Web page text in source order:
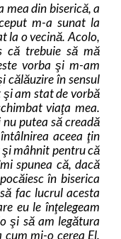
mea din biserică, a
m-a sunat la
la o vecină. Acolo,
că trebuie să mă
vorba şi m-am
călăuzire în sensul
am stat de vorbă
viaţa mea.
putea să creadă
aceea ţin
mâhnit pentru că
spunea că, dacă
în biserica
fac lucrul acesta
eu le înţelegeam
şi să am legătura
cum mi-o cerea El.